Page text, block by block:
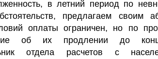
в летний период по
предлагаем своим
оплаты ограничен, но по
об их продлении до
отдела расчетов с